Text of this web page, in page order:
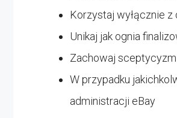
Korzystaj wyłącznie
Unikaj jak ognia
Zachowaj
W przypadku
administracji eBay